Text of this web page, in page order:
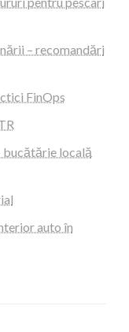
– recomandări
FinOps
bucătărie locală
auto în